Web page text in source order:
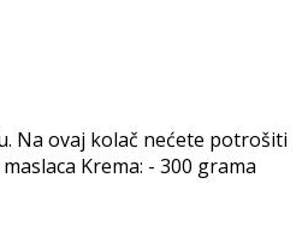
Na ovaj kolač nećete potrošiti
Krema: - 300 grama